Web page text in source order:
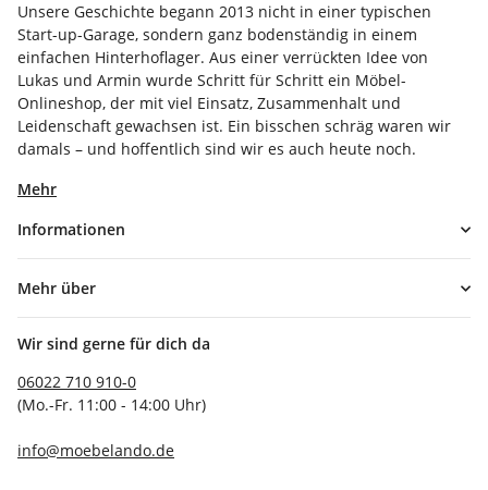
Unsere Geschichte begann 2013 nicht in einer typischen
Start-up-Garage, sondern ganz bodenständig in einem
einfachen Hinterhoflager. Aus einer verrückten Idee von
Lukas und Armin wurde Schritt für Schritt ein Möbel-
Onlineshop, der mit viel Einsatz, Zusammenhalt und
Leidenschaft gewachsen ist. Ein bisschen schräg waren wir
damals – und hoffentlich sind wir es auch heute noch.
Mehr
Informationen
Mehr über
Wir sind gerne für dich da
06022 710 910-0
(Mo.-Fr. 11:00 - 14:00 Uhr)
info@moebelando.de